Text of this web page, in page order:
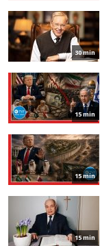
30 min
15 min
15 min
15 min